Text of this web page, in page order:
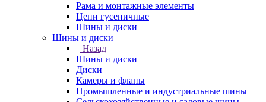
Рама и монтажные элементы
Цепи гусеничные
Шины и диски
Шины и диски
Назад
Шины и диски
Диски
Камеры и флапы
Промышленные и индустриальные шины